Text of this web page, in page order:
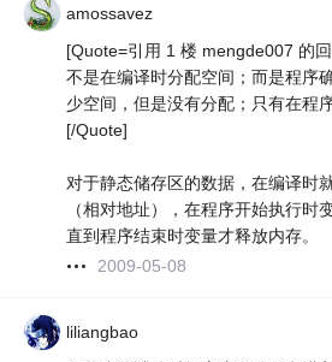
amossavez
[Quote=引用 1 楼 mengde007 的
不是在编译时分配空间；而是程序
少空间，但是没有分配；只有在程
[/Quote]
对于静态储存区的数据，在编译时
（相对地址），在程序开始执行时
直到程序结束时变量才释放内存。
2009-05-08
liliangbao